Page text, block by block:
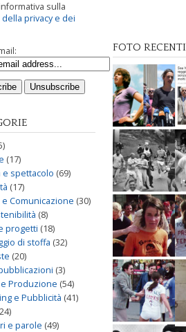
sulla
della privacy e dei
(17)
e spettacolo (69)
(17)
Comunicazione (30)
(8)
progetti (18)
di stoffa (32)
(20)
(3)
Produzione (54)
e Pubblicità (41)
e parole (49)
FOTO RECENTI